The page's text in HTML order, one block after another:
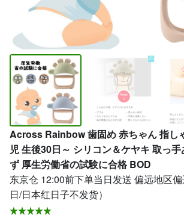
Across Rainbow 歯固め 赤ちゃん 指し
児 生後30日～ シリコン＆ケヤキ 取っ手
ず 厚生労働省の試験に合格 BOD
东京仓 12:00前下单当日发送 偏远地区
日/日本红日子不发货）